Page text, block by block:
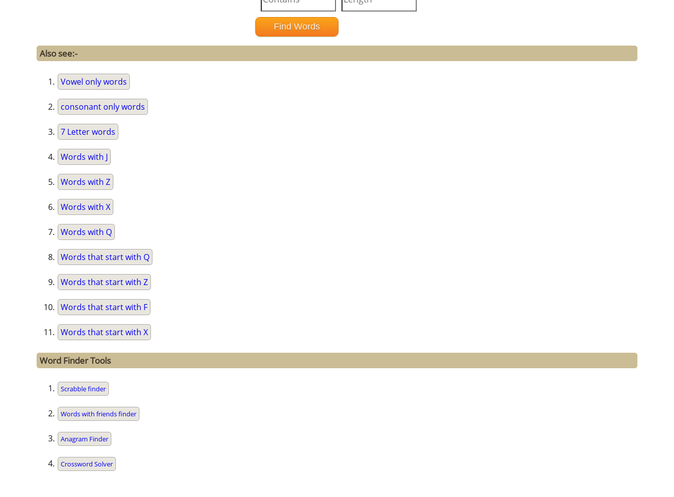
Also see:-
Vowel only words
consonant only words
7 Letter words
Words with J
Words with Z
Words with X
Words with Q
Words that start with Q
Words that start with Z
Words that start with F
Words that start with X
Word Finder Tools
Scrabble finder
Words with friends finder
Anagram Finder
Crossword Solver